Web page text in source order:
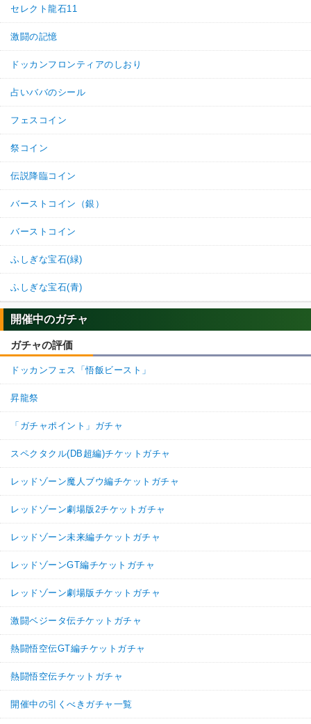
セレクト龍石11
激闘の記憶
ドッカンフロンティアのしおり
占いババのシール
フェスコイン
祭コイン
伝説降臨コイン
バーストコイン（銀）
バーストコイン
ふしぎな宝石(緑)
ふしぎな宝石(青)
開催中のガチャ
ガチャの評価
ドッカンフェス「悟飯ビースト」
昇龍祭
「ガチャポイント」ガチャ
スペクタクル(DB超編)チケットガチャ
レッドゾーン魔人ブウ編チケットガチャ
レッドゾーン劇場版2チケットガチャ
レッドゾーン未来編チケットガチャ
レッドゾーンGT編チケットガチャ
レッドゾーン劇場版チケットガチャ
激闘ベジータ伝チケットガチャ
熱闘悟空伝GT編チケットガチャ
熱闘悟空伝チケットガチャ
開催中の引くべきガチャ一覧